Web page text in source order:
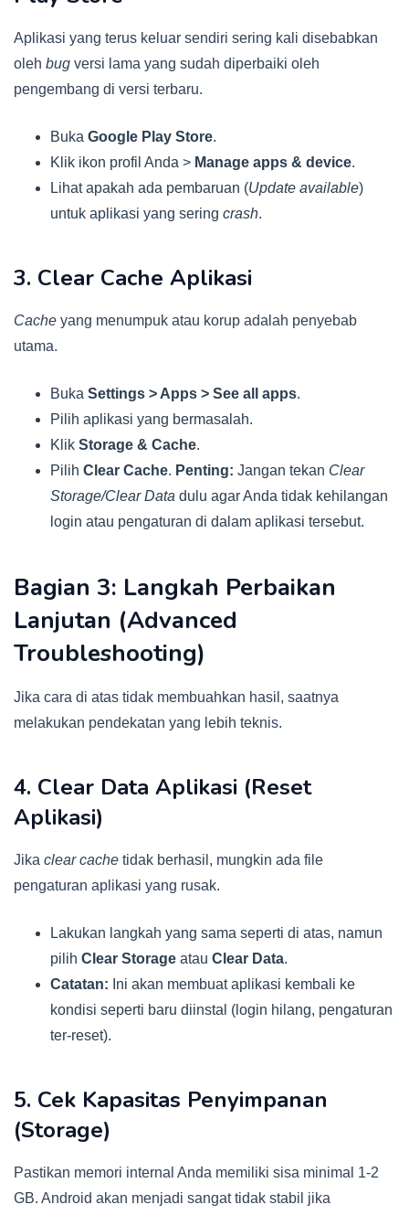
Aplikasi yang terus keluar sendiri sering kali disebabkan
oleh bug versi lama yang sudah diperbaiki oleh
pengembang di versi terbaru.
Buka Google Play Store.
Klik ikon profil Anda > Manage apps & device.
Lihat apakah ada pembaruan (Update available)
untuk aplikasi yang sering crash.
3. Clear Cache Aplikasi
Cache yang menumpuk atau korup adalah penyebab
utama.
Buka Settings > Apps > See all apps.
Pilih aplikasi yang bermasalah.
Klik Storage & Cache.
Pilih Clear Cache. Penting: Jangan tekan Clear
Storage/Clear Data dulu agar Anda tidak kehilangan
login atau pengaturan di dalam aplikasi tersebut.
Bagian 3: Langkah Perbaikan
Lanjutan (Advanced
Troubleshooting)
Jika cara di atas tidak membuahkan hasil, saatnya
melakukan pendekatan yang lebih teknis.
4. Clear Data Aplikasi (Reset
Aplikasi)
Jika clear cache tidak berhasil, mungkin ada file
pengaturan aplikasi yang rusak.
Lakukan langkah yang sama seperti di atas, namun
pilih Clear Storage atau Clear Data.
Catatan: Ini akan membuat aplikasi kembali ke
kondisi seperti baru diinstal (login hilang, pengaturan
ter-reset).
5. Cek Kapasitas Penyimpanan
(Storage)
Pastikan memori internal Anda memiliki sisa minimal 1-2
GB. Android akan menjadi sangat tidak stabil jika